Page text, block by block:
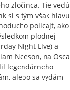
zločinca. Tie vedú
si s tým však hlavu
policajt, ako
plodnej
Night Live) a
Neeson, na
legendárneho
alebo sa vydám